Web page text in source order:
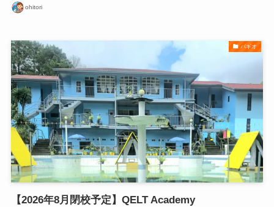
ohitori
バギオ
【2026年8月閉校予定】QELT Academy